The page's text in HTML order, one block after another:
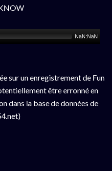
NaN:NaN
sur un enregistrement de Fun
être erronné en
dans la base de données de